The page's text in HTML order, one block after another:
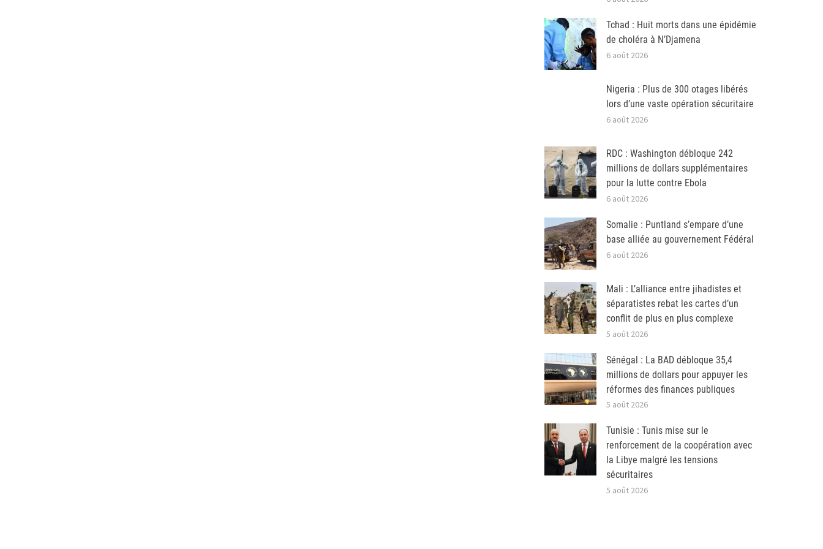
Tchad : Huit morts dans une épidémie
de choléra à N’Djamena
6 août 2026
Nigeria : Plus de 300 otages libérés
lors d’une vaste opération sécuritaire
6 août 2026
RDC : Washington débloque 242
millions de dollars supplémentaires
pour la lutte contre Ebola
6 août 2026
Somalie : Puntland s’empare d’une
base alliée au gouvernement Fédéral
6 août 2026
Mali : L’alliance entre jihadistes et
séparatistes rebat les cartes d’un
conflit de plus en plus complexe
5 août 2026
Sénégal : La BAD débloque 35,4
millions de dollars pour appuyer les
réformes des finances publiques
5 août 2026
Tunisie : Tunis mise sur le
renforcement de la coopération avec
la Libye malgré les tensions
sécuritaires
5 août 2026